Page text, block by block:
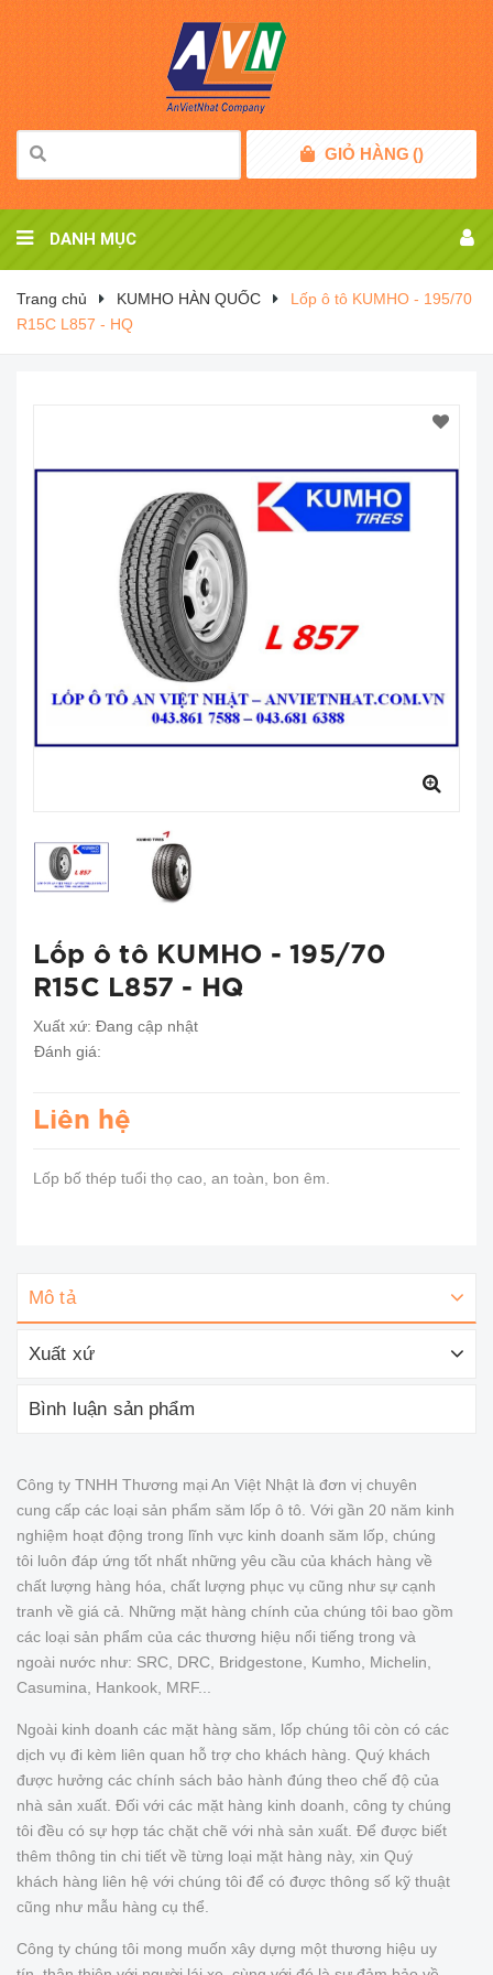
GIỎ HÀNG ()
DANH MỤC
Trang chủ KUMHO HÀN QUỐC
Lốp ô tô KUMHO - 195/70
R15C L857 - HQ
Lốp ô tô KUMHO - 195/70
R15C L857 - HQ
Xuất xứ: Đang cập nhật
Đánh giá:
Liên hệ
Lốp bố thép tuổi thọ cao, an toàn, bon êm.
Mô tả
Xuất xứ
Bình luận sản phẩm
Công ty TNHH Thương mại An Việt Nhật là đơn vị chuyên
cung cấp các loại sản phẩm săm lốp ô tô. Với gần 20 năm kinh
nghiệm hoạt động trong lĩnh vực kinh doanh săm lốp, chúng
tôi luôn đáp ứng tốt nhất những yêu cầu của khách hàng về
chất lượng hàng hóa, chất lượng phục vụ cũng như sự cạnh
tranh về giá cả. Những mặt hàng chính của chúng tôi bao gồm
các loại sản phẩm của các thương hiệu nổi tiếng trong và
ngoài nước như: SRC, DRC, Bridgestone, Kumho, Michelin,
Casumina, Hankook, MRF...
Ngoài kinh doanh các mặt hàng săm, lốp chúng tôi còn có các
dịch vụ đi kèm liên quan hỗ trợ cho khách hàng. Quý khách
được hưởng các chính sách bảo hành đúng theo chế độ của
nhà sản xuất. Đối với các mặt hàng kinh doanh, công ty chúng
tôi đều có sự hợp tác chặt chẽ với nhà sản xuất. Để được biết
thêm thông tin chi tiết về từng loại mặt hàng này, xin Quý
khách hàng liên hệ với chúng tôi để có được thông số kỹ thuật
cũng như mẫu hàng cụ thể.
Công ty chúng tôi mong muốn xây dựng một thương hiệu uy